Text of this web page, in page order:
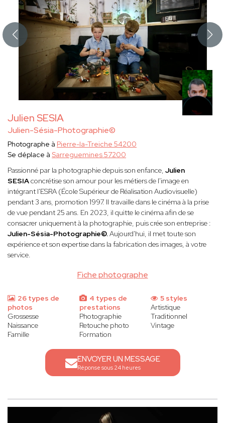
Julien SESIA
Julien-Sésia-Photographie©
Fiche photographe
Photographe à Pierre-la-Treiche 54200
Se déplace à Sarreguemines 57200
Passionné par la photographie depuis son enfance, Julien
SESIAconcrétise son amour pour les métiers de l'image en
intégrant l'ESRA (École Supérieur de Réalisation Audiovisuelle)
pendant 3 ans, promotion 1997. Il travaille dans le cinéma à la prise
de vue pendant 25 ans. En 2023, il quitte le cinéma afin de se
consacrer uniquement à la photographie, puis crée son entreprise :
Julien-Sésia-Photographie©.Aujourd'hui, il met toute son
expérience et son expertise dans la fabrication des images, à votre
service.
26 types de
photos
Grossesse
Naissance
Famille
4 types de
prestations
Photographie
Retouche photo
Formation
5 styles
Artistique
Traditionnel
Vintage
ENVOYER UN MESSAGE
Réponse sous 24 heures